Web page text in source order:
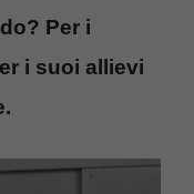
Per i
i suoi allievi